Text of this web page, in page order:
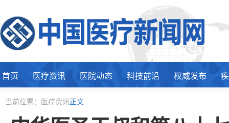
首页 医疗资讯 医院动态 科技前沿 权威发布
当前位置：医疗资讯 正文